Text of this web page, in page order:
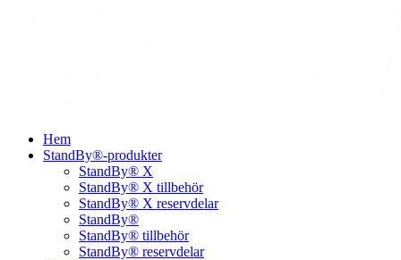
Hem
StandBy®-produkter
StandBy® X
StandBy® X tillbehör
StandBy® X reservdelar
StandBy®
StandBy® tillbehör
StandBy® reservdelar